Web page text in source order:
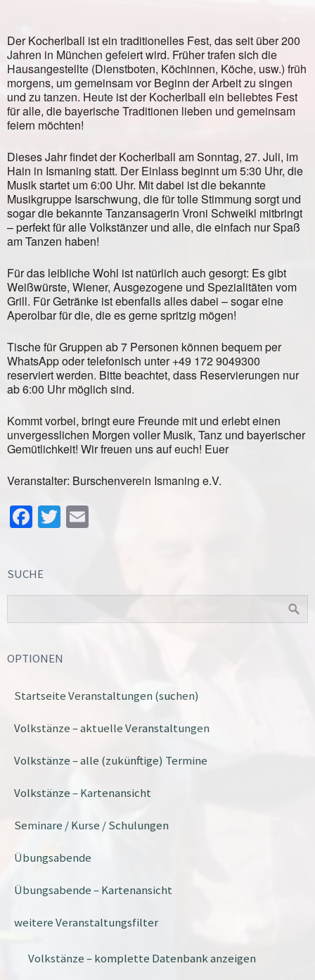
Der Kocherlball ist ein traditionelles Fest, das seit über 200
Jahren in München gefeiert wird. Früher trafen sich die
Hausangestellte (Dienstboten, Köchinnen, Köche, usw.) früh
morgens, um gemeinsam vor Beginn der Arbeit zu singen
und zu tanzen. Heute ist der Kocherlball ein beliebtes Fest
für alle, die bayerische Traditionen lieben und gemeinsam
feiern möchten!
Dieses Jahr findet der Kocherlball am Sonntag, 27. Juli, im
Hain in Ismaning statt. Der Einlass beginnt um 5:30 Uhr, die
Musik startet um 6:00 Uhr. Mit dabei ist die bekannte
Musikgruppe Isarschwung, die für tolle Stimmung sorgt und
sogar die bekannte Tanzansagerin Vroni Schweikl mitbringt
– perfekt für alle Volkstänzer und alle, die einfach nur Spaß
am Tanzen haben!
Für das leibliche Wohl ist natürlich auch gesorgt: Es gibt
Weißwürste, Wiener, Ausgezogene und Spezialitäten vom
Grill. Für Getränke ist ebenfalls alles dabei – sogar eine
Aperolbar für die, die es gerne spritzig mögen!
Tische für Gruppen ab 7 Personen können bequem per
WhatsApp oder telefonisch unter +49 172 9049300
reserviert werden. Bitte beachtet, dass Reservierungen nur
ab 6:00 Uhr möglich sind.
Kommt vorbei, bringt eure Freunde mit und erlebt einen
unvergesslichen Morgen voller Musik, Tanz und bayerischer
Gemütlichkeit! Wir freuen uns auf euch! Euer
Veranstalter: Burschenverein Ismaning e.V.
Facebook
Twitter
SUCHE
OPTIONEN
Startseite Veranstaltungen (suchen)
Volkstänze – aktuelle Veranstaltungen
Volkstänze – alle (zukünftige) Termine
Volkstänze – Kartenansicht
Seminare / Kurse / Schulungen
Übungsabende
Übungsabende – Kartenansicht
weitere Veranstaltungsfilter
Volkstänze – komplette Datenbank anzeigen